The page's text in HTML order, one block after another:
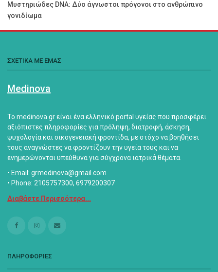
Μυστηριώδες DNA: Δύο άγνωστοι πρόγονοι στο ανθρώπινο
γονιδίωμα
ΣΧΕΤΙΚΑ ΜΕ ΕΜΑΣ
Medinova
Το medinova.gr είναι ένα ελληνικό portal υγείας που προσφέρει
αξιόπιστες πληροφορίες για πρόληψη, διατροφή, άσκηση,
ψυχολογία και οικογενειακή φροντίδα, με στόχο να βοηθήσει
τους αναγνώστες να φροντίζουν την υγεία τους και να
ενημερώνονται υπεύθυνα για σύγχρονα ιατρικά θέματα.
• Email: grmedinova@gmail.com
• Phone: 2105757300, 6979200307
Διαβάστε Περισσότερα...
ΠΛΗΡΟΦΟΡΙΕΣ